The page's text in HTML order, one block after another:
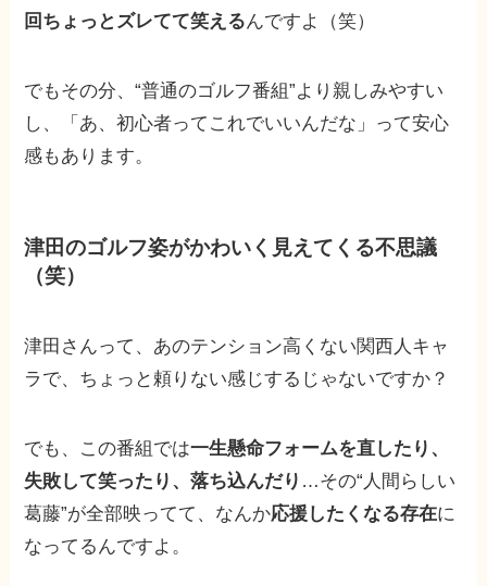
回ちょっとズレてて笑えるんですよ（笑）
でもその分、“普通のゴルフ番組”より親しみやすい
し、「あ、初心者ってこれでいいんだな」って安心
感もあります。
津田のゴルフ姿がかわいく見えてくる不思議
（笑）
津田さんって、あのテンション高くない関西人キャ
ラで、ちょっと頼りない感じするじゃないですか？
でも、この番組では一生懸命フォームを直したり、
失敗して笑ったり、落ち込んだり …その“人間らしい
葛藤”が全部映ってて、なんか応援したくなる存在に
なってるんですよ。